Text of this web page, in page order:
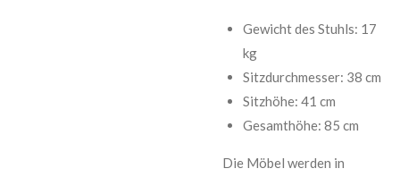
Gewicht des Stuhls: 17
kg
Sitzdurchmesser: 38 cm
Sitzhöhe: 41 cm
Gesamthöhe: 85 cm
Die Möbel werden in